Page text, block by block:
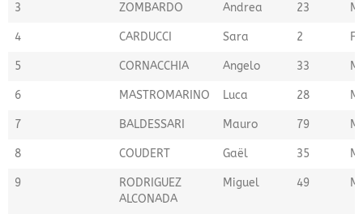
3 ZOMBARDO Andrea 23 M
4 CARDUCCI Sara 2 F
5 CORNACCHIA Angelo 33 M
6 MASTROMARINO Luca 28 M
7 BALDESSARI Mauro 79 M
8 COUDERT Gaël 35 M
9
RODRIGUEZ
ALCONADA
Miguel 49 M